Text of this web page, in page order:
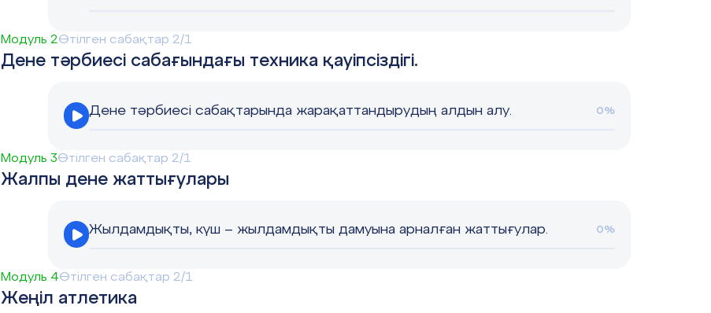
Модуль 2Өтілген сабақтар 2/1
Дене тәрбиесі сабағындағы техника қауіпсіздігі.
Дене тәрбиесі сабақтарында жарақаттандырудың алдын алу. 0%
Модуль 3Өтілген сабақтар 2/1
Жалпы дене жаттығулары
Жылдамдықты, күш – жылдамдықты дамуына арналған жаттығулар. 0%
Модуль 4Өтілген сабақтар 2/1
Жеңіл атлетика